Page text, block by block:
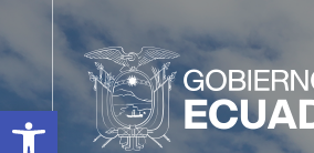
Open toolbar